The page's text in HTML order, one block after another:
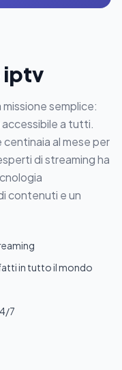
iptv
semplice:
a tutti.
al mese per
di streaming ha
contenuti e un
in tutto il mondo
7